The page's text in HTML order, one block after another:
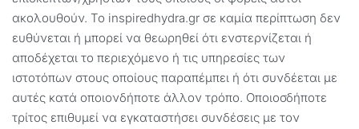
ακολουθούν. Το inspiredhydra.gr σε καμία περίπτωση δεν
ευθύνεται ή μπορεί να θεωρηθεί ότι ενστερνίζεται ή
αποδέχεται το περιεχόμενο ή τις υπηρεσίες των
ιστοτόπων στους οποίους παραπέμπει ή ότι συνδέεται με
αυτές κατά οποιονδήποτε άλλον τρόπο. Οποιοσδήποτε
τρίτος επιθυμεί να εγκαταστήσει συνδέσεις με τον